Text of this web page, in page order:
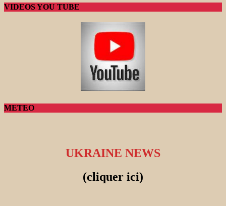
VIDEOS YOU TUBE
METEO
UKRAINE NEWS
(cliquer ici)